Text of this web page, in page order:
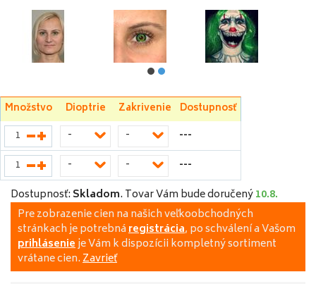
Množstvo Dioptrie Zakrivenie
Dostupnosť
-
- ---
- -
---
Dostupnosť: Skladom. Tovar Vám bude doručený10.8.
Pre zobrazenie cien na našich veľkoobchodných
stránkach je potrebnáregistrácia, po schválení a Vašom
prihlásenieje Vám k dispozícii kompletný sortiment
vrátane cien.Zavrieť